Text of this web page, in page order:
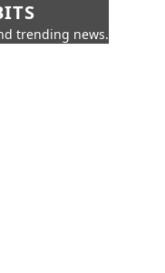
trending news.